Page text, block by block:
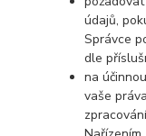
údajů,
Správce
dle
na
vaše